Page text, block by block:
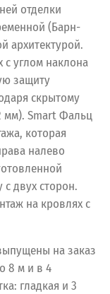
отделки
(Барн-
архитектурой.
углом наклона
защиту
скрытому
мм). Smart Фальц
которая
налево
двух сторон.
на кровлях с
на заказ
8 м и в 4
гладкая и 3